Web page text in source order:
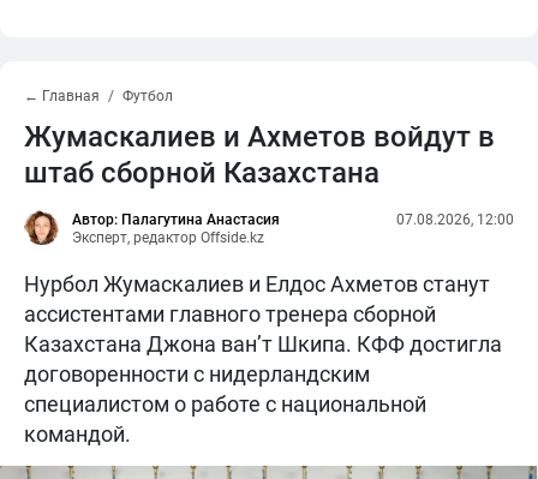
← Главная Футбол
Жумаскалиев и Ахметов войдут в
штаб сборной Казахстана
Автор: Палагутина Анастасия
Эксперт, редактор Offside.kz
07.08.2026, 12:00
Нурбол Жумаскалиев и Елдос Ахметов станут
ассистентами главного тренера сборной
Казахстана Джона ван’т Шкипа. КФФ достигла
договоренности с нидерландским
специалистом о работе с национальной
командой.